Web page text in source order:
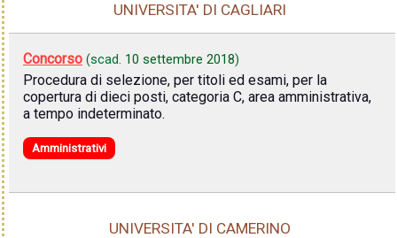
UNIVERSITA' DI CAGLIARI
Concorso (scad. 10 settembre 2018)
Procedura di selezione, per titoli ed esami, per la
copertura di dieci posti, categoria C, area amministrativa,
a tempo indeterminato.
Amministrativi
UNIVERSITA' DI CAMERINO